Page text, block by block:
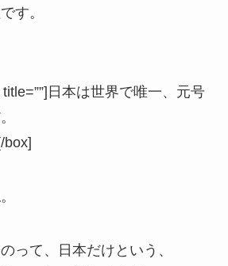
す。
日本は世界で唯一、元号
box]
って、日本だけという、